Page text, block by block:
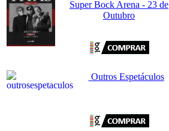
Super Bock Arena - 23 de
Outubro
Outros Espetáculos